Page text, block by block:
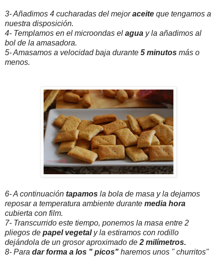
3- Añadimos 4 cucharadas del mejoraceite que tengamos a
nuestra disposición.
4- Templamos en el microondas el agua y la añadimos al
bol de la amasadora.
5- Amasamos a velocidad baja durante 5 minutos más o
menos.
6- A continuación tapamos la bola de masa y la dejamos
reposar a temperatura ambiente durante media hora
cubierta con film.
7- Transcurrido este tiempo, ponemos la masa entre 2
pliegos de papel vegetaly la estiramos con rodillo
dejándola de un grosor aproximado de 2 milímetros.
8- Para dar forma a los " picos" haremos unos " churritos"